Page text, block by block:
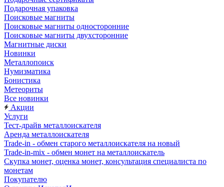
Подарочная упаковка
Поисковые магниты
Поисковые магниты односторонние
Поисковые магниты двухсторонние
Магнитные диски
Новинки
Металлопоиск
Нумизматика
Бонистика
Метеориты
Все новинки
Акции
Услуги
Тест-драйв металлоискателя
Аренда металлоискателя
Trade-in - обмен старого металлоискателя на новый
Trade-in-mix - обмен монет на металлоискатель
Скупка монет, оценка монет, консультация специалиста по
монетам
Покупателю